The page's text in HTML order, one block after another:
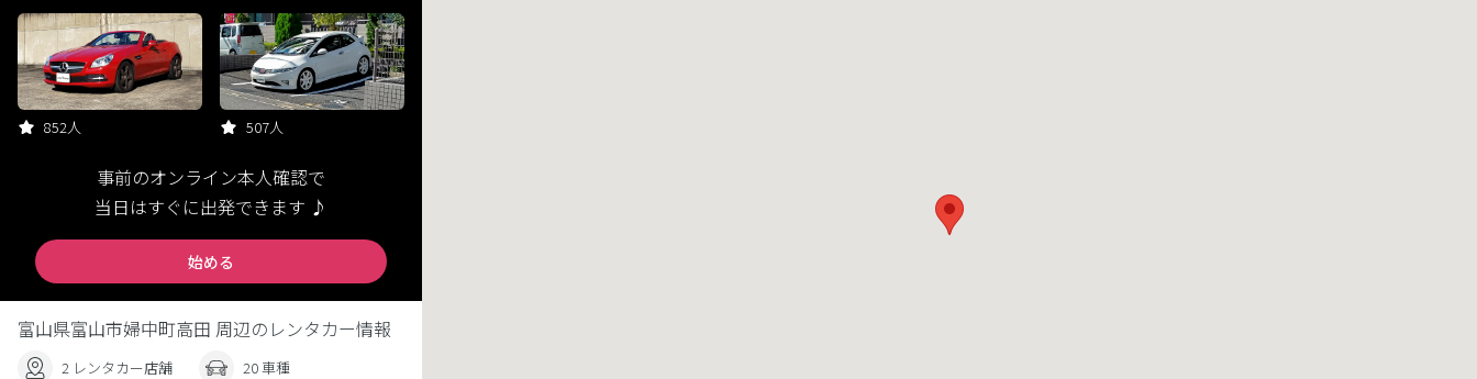
852人 507人
事前のオンライン本人確認で
当日はすぐに出発できます ♪
始める
富山県富山市婦中町高田 周辺のレンタカー情報
2 レンタカー店舗 20 車種